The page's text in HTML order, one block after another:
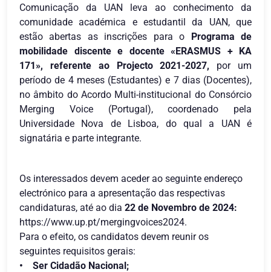
Comunicação da UAN leva ao conhecimento da
comunidade académica e estudantil da UAN, que
estão abertas as inscrições para o Programa de
mobilidade discente e docente «ERASMUS + KA
171», referente ao Projecto 2021-2027, por um
período de 4 meses (Estudantes) e 7 dias (Docentes),
no âmbito do Acordo Multi-institucional do Consórcio
Merging Voice (Portugal), coordenado pela
Universidade Nova de Lisboa, do qual a UAN é
signatária e parte integrante.
Os interessados devem aceder ao seguinte endereço
electrónico para a apresentação das respectivas
candidaturas, até ao dia 22 de Novembro de 2024:
https://www.up.pt/mergingvoices2024.
Para o efeito, os candidatos devem reunir os
seguintes requisitos gerais:
• Ser Cidadão Nacional;